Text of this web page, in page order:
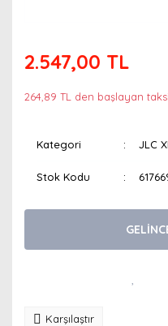
2.547,00 TL
264,89 TL den başlayan
Kategori JLC
Stok Kodu
Karşılaştır